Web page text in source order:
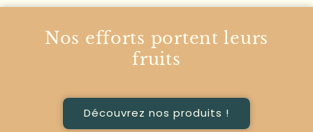
Nos efforts portent leurs
fruits
Découvrez nos produits !